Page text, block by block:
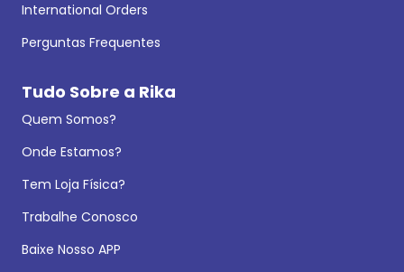
International Orders
Perguntas Frequentes
Tudo Sobre a Rika
Quem Somos?
Onde Estamos?
Tem Loja Física?
Trabalhe Conosco
Baixe Nosso APP